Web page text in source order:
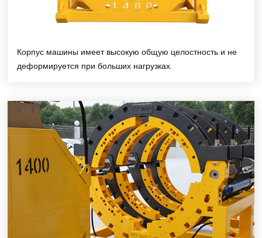
Корпус машины имеет высокую общую целостность и не
деформируется при больших нагрузках.